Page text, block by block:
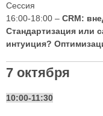
Сессия
16:00-18:00 – CRM:
Стандартизация или
интуиция?
7 октября
10:00-11:30